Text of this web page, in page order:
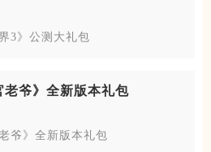
3》公测大礼包
老爷》全新版本礼包
爷》全新版本礼包